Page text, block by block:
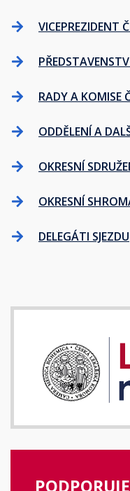
VICEPREZIDENT
RADY A KOMISE
ODDĚLENÍ A
OKRESNÍ
OKRESNÍ
DELEGÁTI SJEZDU